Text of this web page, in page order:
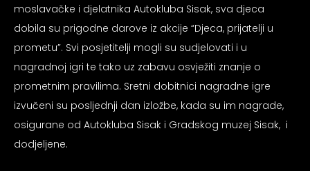
moslavačke i djelatnika Autokluba Sisak, sva djeca
dobila su prigodne darove iz akcije “Djeca, prijatelji u
prometu”. Svi posjetitelji mogli su sudjelovati i u
nagradnoj igri te tako uz zabavu osvježiti znanje o
prometnim pravilima. Sretni dobitnici nagradne igre
izvučeni su posljednji dan izložbe, kada su im nagrade,
osigurane od Autokluba Sisak i Gradskog muzej Sisak, i
dodjeljene.